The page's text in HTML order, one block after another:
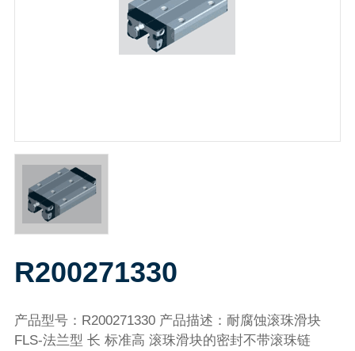
R200271330
产品型号：R200271330 产品描述：耐腐蚀滚珠滑块
FLS-法兰型 长 标准高 滚珠滑块的密封不带滚珠链